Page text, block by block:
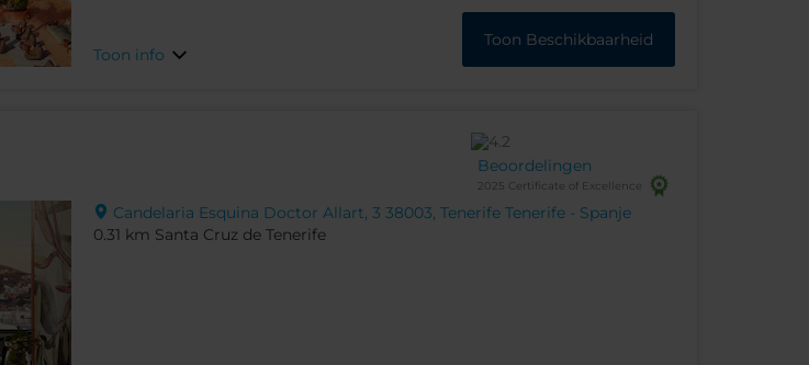
Toon info
Toon Beschikbaarheid
Candelaria Esquina Doctor Allart, 3 38003, Tenerife Tenerife - Spanje
0.31 km Santa Cruz de Tenerife
Beoordelingen
2025 Certificate of Excellence